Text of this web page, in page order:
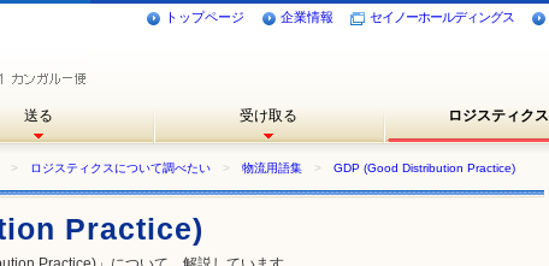
トップページ 企業情報 セイノーホールディングス
送る 受け取る ロジスティクス
> ロジスティクスについて調べたい > 物流用語集 > GDP (Good Distribution Practice)
Practice)